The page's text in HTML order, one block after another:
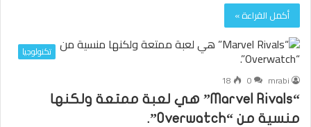
أكمل القراءة »
تكنولوجيا
mrabi
0
18
“Marvel Rivals” هي لعبة ممتعة ولكنها
منسية من “Overwatch”.